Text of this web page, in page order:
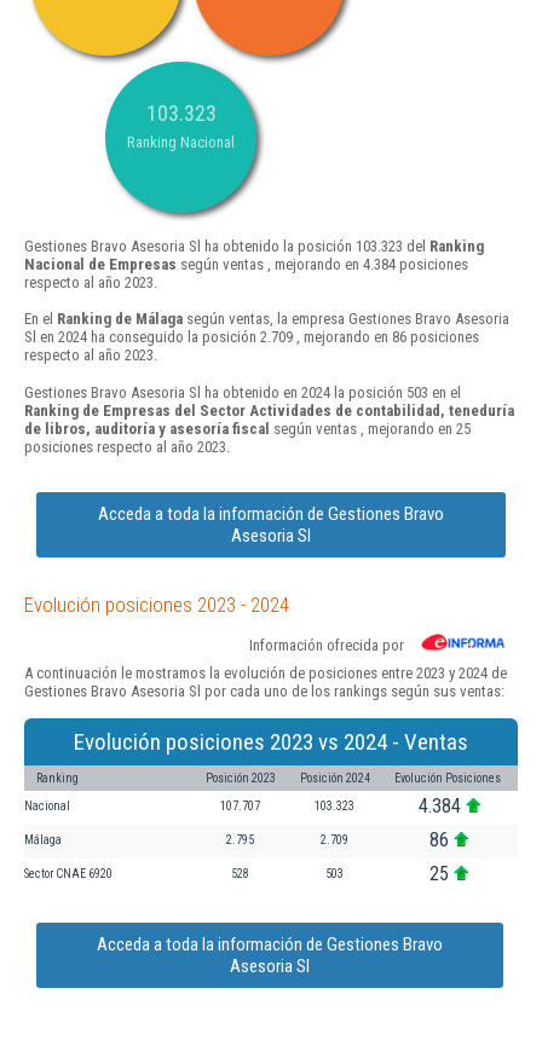
103.323
Ranking Nacional
Gestiones Bravo Asesoria Sl ha obtenido la posición 103.323 del Ranking
Nacional de Empresas según ventas , mejorando en 4.384 posiciones
respecto al año 2023.
En el Ranking de Málaga según ventas, la empresa Gestiones Bravo Asesoria
Sl en 2024 ha conseguido la posición 2.709 , mejorando en 86 posiciones
respecto al año 2023.
Gestiones Bravo Asesoria Sl ha obtenido en 2024 la posición 503 en el
Ranking de Empresas del Sector Actividades de contabilidad, teneduría
de libros, auditoría y asesoría fiscal según ventas , mejorando en 25
posiciones respecto al año 2023.
Acceda a toda la información de Gestiones Bravo
Asesoria Sl
Evolución posiciones 2023 - 2024
Información ofrecida por
A continuación le mostramos la evolución de posiciones entre 2023 y 2024 de
Gestiones Bravo Asesoria Sl por cada uno de los rankings según sus ventas:
Evolución posiciones 2023 vs 2024 - Ventas
Ranking Posición 2023 Posición 2024 Evolución Posiciones
Nacional 107.707 103.323 4.384
Málaga 2.795 2.709 86
Sector CNAE 6920 528 503 25
Acceda a toda la información de Gestiones Bravo
Asesoria Sl